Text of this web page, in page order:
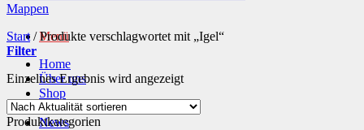
Menü
Home
Über uns
Shop
Info
News
Start /Produkte verschlagwortet mit „Igel“
Filter
Einzelnes Ergebnis wird angezeigt
Produktkategorien